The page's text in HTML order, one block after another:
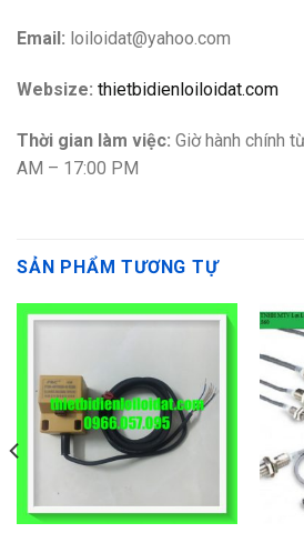
Email: loiloidat@yahoo.com
Websize: thietbidienloiloidat.com
Thời gian làm việc: Giờ hành chính
AM – 17:00 PM
SẢN PHẨM TƯƠNG TỰ